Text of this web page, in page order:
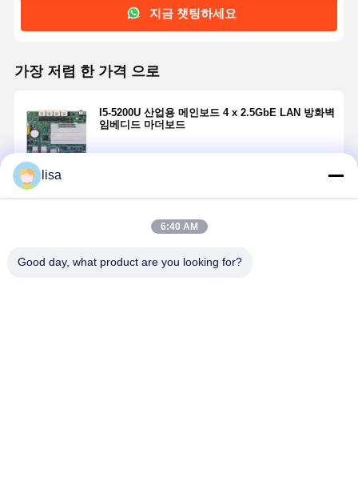
지금 챗팅하세요
가장 저렴 한 가격 으로
I5-5200U 산업용 메인보드 4 x 2.5GbE LAN 방화벽
임베디드 마더보드
lisa
6:40 AM
Good day, what product are you looking for?